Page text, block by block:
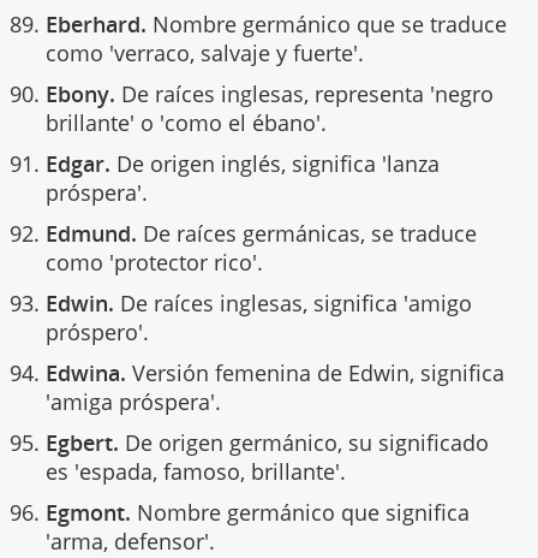
Eberhard. Nombre germánico que se traduce
como 'verraco, salvaje y fuerte'.
Ebony. De raíces inglesas, representa 'negro
brillante' o 'como el ébano'.
Edgar. De origen inglés, significa 'lanza
próspera'.
Edmund. De raíces germánicas, se traduce
como 'protector rico'.
Edwin. De raíces inglesas, significa 'amigo
próspero'.
Edwina. Versión femenina de Edwin, significa
'amiga próspera'.
Egbert. De origen germánico, su significado
es 'espada, famoso, brillante'.
Egmont. Nombre germánico que significa
'arma, defensor'.